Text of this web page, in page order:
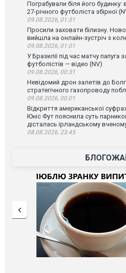
Пограбували біля його будинку:
27-річного футболіста збірної
09.08.2026, 01:31
Просили заховати білизну.
вийшла на онлайн-зустріч з
09.08.2026, 01:01
У Бразилії під час матчу папуга
футболістів — відео (NV)
09.08.2026, 00:31
Невідомий дрон залетів до
стратегічного газопроводу
09.08.2026, 00:01
Відкриття американської
Юніс Фут пояснила суть
дісталась ірландському
08.08.2026, 23:45